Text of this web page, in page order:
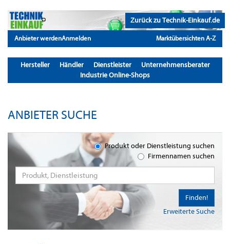
Zurück zu Technik-Einkauf.de
Anbieter werdenAnmelden Marktübersichten A-Z
Hersteller Händler Dienstleister
Unternehmensberater
Industrie Online-Shops
ANBIETER SUCHE
Produkt oder Dienstleistung suchen
Firmennamen suchen
Erweiterte Suche
Finden!